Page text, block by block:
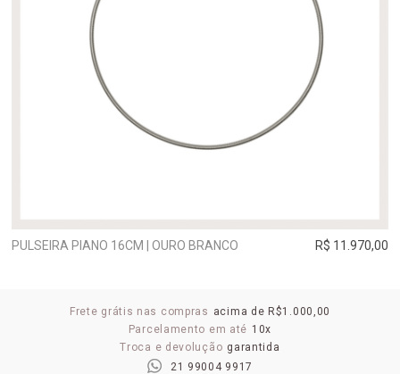
PULSEIRA PIANO 16CM | OURO BRANCO R$ 11.970,00
Frete grátis nas compras acima de R$1.000,00
Parcelamento em até 10x
Troca e devolução garantida
21 99004 9917